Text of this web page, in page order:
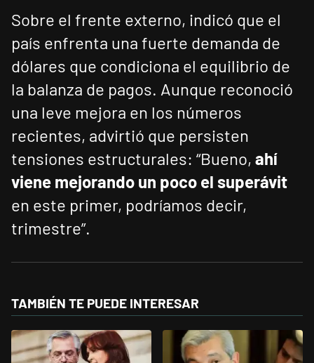
Sobre el frente externo, indicó que el
país enfrenta una fuerte demanda de
dólares que condiciona el equilibrio de
la balanza de pagos. Aunque reconoció
una leve mejora en los números
recientes, advirtió que persisten
tensiones estructurales: “Bueno, ahí
viene mejorando un poco el superávit
en este primer, podríamos decir,
trimestre”.
TAMBIÉN TE PUEDE INTERESAR